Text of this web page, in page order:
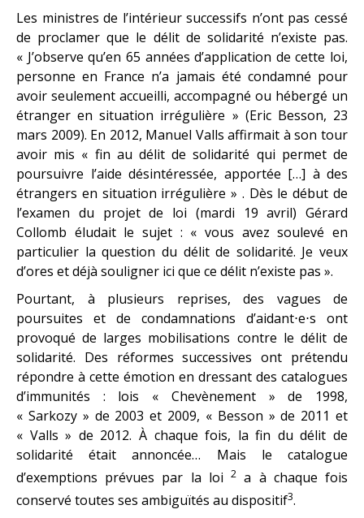
Les ministres de l’intérieur successifs n’ont pas cessé
de proclamer que le délit de solidarité n’existe pas.
« J’observe qu’en 65 années d’application de cette loi,
personne en France n’a jamais été condamné pour
avoir seulement accueilli, accompagné ou hébergé un
étranger en situation irrégulière » (Eric Besson, 23
mars 2009). En 2012, Manuel Valls affirmait à son tour
avoir mis « fin au délit de solidarité qui permet de
poursuivre l’aide désintéressée, apportée […] à des
étrangers en situation irrégulière » . Dès le début de
l’examen du projet de loi (mardi 19 avril) Gérard
Collomb éludait le sujet : « vous avez soulevé en
particulier la question du délit de solidarité. Je veux
d’ores et déjà souligner ici que ce délit n’existe pas ».
Pourtant, à plusieurs reprises, des vagues de
poursuites et de condamnations d’aidant⋅e⋅s ont
provoqué de larges mobilisations contre le délit de
solidarité. Des réformes successives ont prétendu
répondre à cette émotion en dressant des catalogues
d’immunités : lois « Chevènement » de 1998,
« Sarkozy » de 2003 et 2009, « Besson » de 2011 et
« Valls » de 2012. À chaque fois, la fin du délit de
solidarité était annoncée… Mais le catalogue
d’exemptions prévues par la loi2 a à chaque fois
conservé toutes ses ambiguïtés au dispositif3.